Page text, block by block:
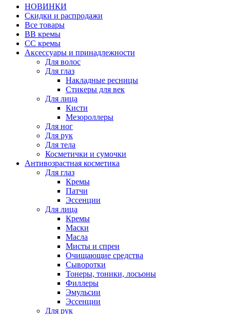
НОВИНКИ
Скидки и распродажи
Все товары
BB кремы
CC кремы
Аксессуары и принадлежности
Для волос
Для глаз
Накладные ресницы
Стикеры для век
Для лица
Кисти
Мезороллеры
Для ног
Для рук
Для тела
Косметички и сумочки
Антивозрастная косметика
Для глаз
Кремы
Патчи
Эссенции
Для лица
Кремы
Маски
Масла
Мисты и спреи
Очищающие средства
Сыворотки
Тонеры, тоники, лосьоны
Филлеры
Эмульсии
Эссенции
Для рук